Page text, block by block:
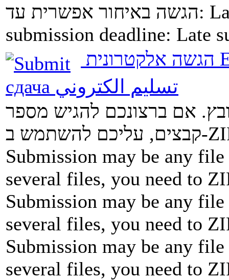
הגשה באיחור אפשרית עד:
submission deadline: Late
сдача تسليم الكتروني
אם ברצונכם להגיש מספר
Submission may be any
several files, you need to
Submission may be any
several files, you need to
Submission may be any
several files, you need to